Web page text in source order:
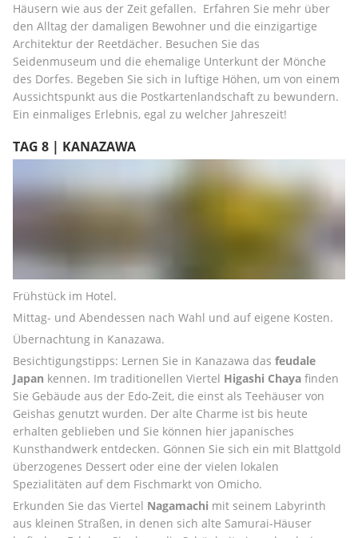
Häusern wie aus der Zeit gefallen.  Erfahren Sie mehr über
den Alltag der damaligen Bewohner und die einzigartige
Architektur der Reetdächer. Besuchen Sie das
Seidenmuseum und die ehemalige Unterkunt der Mönche
des Dorfes. Begeben Sie sich in luftige Höhen, um von einem
Aussichtspunkt aus die Postkartenlandschaft zu bewundern.
Ein einmaliges Erlebnis, egal zu welcher Jahreszeit!
TAG 8 | KANAZAWA
Frühstück im Hotel.
Mittag- und Abendessen nach Wahl und auf eigene Kosten.
Übernachtung in Kanazawa.
Besichtigungstipps: Lernen Sie in Kanazawa das feudale
Japan kennen. Im traditionellen Viertel Higashi Chaya finden
Sie Gebäude aus der Edo-Zeit, die einst als Teehäuser von
Geishas genutzt wurden. Der alte Charme ist bis heute
erhalten geblieben und Sie können hier japanisches
Kunsthandwerk entdecken. Gönnen Sie sich ein mit Blattgold
überzogenes Dessert oder eine der vielen lokalen
Spezialitäten auf dem Fischmarkt von Omicho.
Erkunden Sie das Viertel Nagamachi mit seinem Labyrinth
aus kleinen Straßen, in denen sich alte Samurai-Häuser